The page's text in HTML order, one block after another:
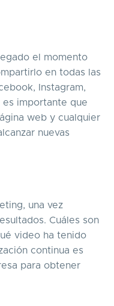
el momento
en todas las
Instagram,
es importante que
web y cualquier
nuevas
una vez
Cuáles son
video ha tenido
continua es
para obtener